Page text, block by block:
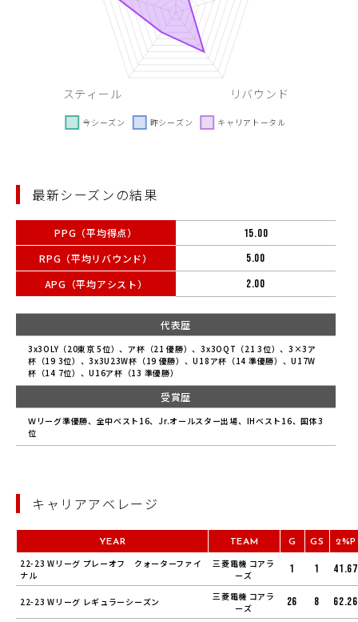
最新シーズンの結果
PPG（平均得点）
RPG（平均リバウンド）
APG（平均アシスト）
15.00
5.00
2.00
代表歴
3x3OLY（20東京 5位）、ア杯（21 優勝）、3x3OQT（21 3位）、3×3ア
杯（19 3位）、3x3U23W杯（19 優勝）、U18ア杯（14 準優勝）、U17W
杯（14 7位）、U16ア杯（13 準優勝）
受賞歴
Ｗリーグ準優勝、全中ベスト16、Jr.オールスター出場、IHベスト16、国体3
位
キャリアアベレージ
YEAR TEAM G GS 2%P
22-23 Wリーグ プレーオフ クォーターファイ
ナル
三菱電機 コアラ
ーズ
1 1 41.67
22-23 Wリーグ レギュラーシーズン
三菱電機 コアラ
ーズ
26 8 62.26